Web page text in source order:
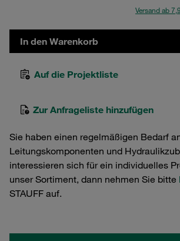
Versand ab
In den Warenkorb
Auf die Projektliste
Zur Anfrageliste hinzufügen
Sie haben einen regelmäßigen Bedarf
Leitungskomponenten und
interessieren sich für ein individuelles
unser Sortiment, dann nehmen Sie bitte
STAUFF auf.